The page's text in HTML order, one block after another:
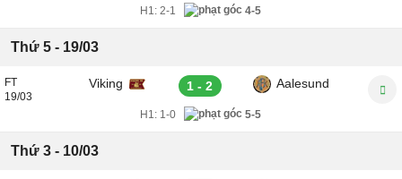
H1:2-1 4-5
Thứ 5 - 19/03
FT
19/03
Viking 1 - 2 Aalesund
H1:1-0 5-5
Thứ 3 - 10/03